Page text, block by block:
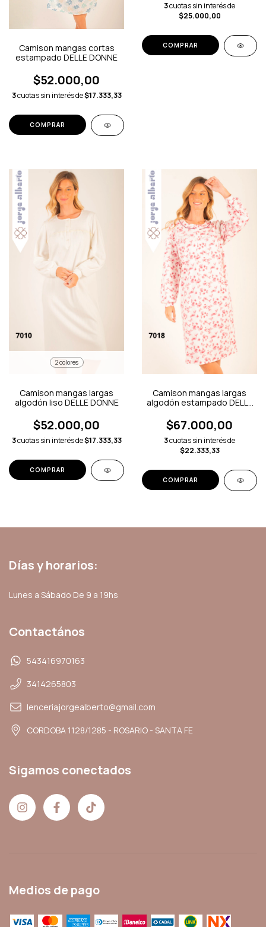
Camison mangas cortas
estampado DELLE DONNE
$52.000,00
3cuotas sin interés de$17.333,33
COMPRAR
3cuotas sin interés de
$25.000,00
COMPRAR
2 colores
Camison mangas largas
algodón liso DELLE DONNE
$52.000,00
3cuotas sin interés de$17.333,33
COMPRAR
Camison mangas largas
algodón estampado DELLE
$67.000,00
3cuotas sin interés de
$22.333,33
COMPRAR
Días y horarios:
Lunes a Sábado De 9 a 19hs
Contactános
543416970163
3414265803
lenceriajorgealberto@gmail.com
CORDOBA 1128/1285 - ROSARIO - SANTA FE
Sigamos conectados
Medios de pago